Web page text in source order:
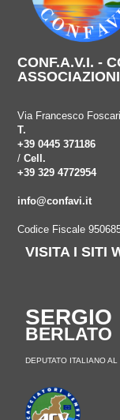
CONF.A.V.I. -
Via Francesco
T.
+39 0445 371186
/Cell.
+39 329 4772954
info@confavi.it
Codice Fiscale
VISITA I SITI
SERGIO
BERLATO
DEPUTATO ITALIANO